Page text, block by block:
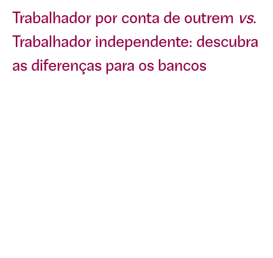
Trabalhador por conta de outrem vs.
Trabalhador independente: descubra
as diferenças para os bancos